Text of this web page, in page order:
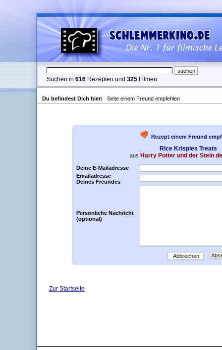
Suchen in 616 Rezepten und 325 Filmen
Du befindest Dich hier: Seite einem Freund empfehlen
Rezept einem Freund
Rice Krispies Treats
aus Harry Potter und der Stein
Deine E-Mailadresse
Emailadresse
Deines Freundes
Persönliche Nachricht
(optional)
Abbrechen
Zur Startseite